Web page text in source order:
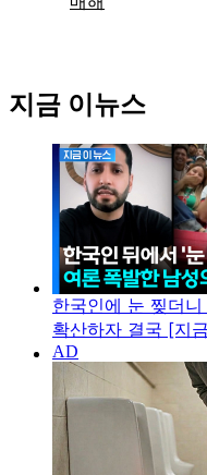
지금 이뉴스
한국인에 눈 찢더
확산하자 결국 [지